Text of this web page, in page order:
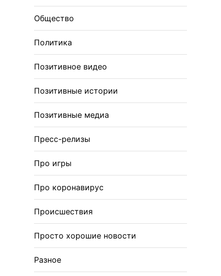
Общество
Политика
Позитивное видео
Позитивные истории
Позитивные медиа
Пресс-релизы
Про игры
Про коронавирус
Происшествия
Просто хорошие новости
Разное